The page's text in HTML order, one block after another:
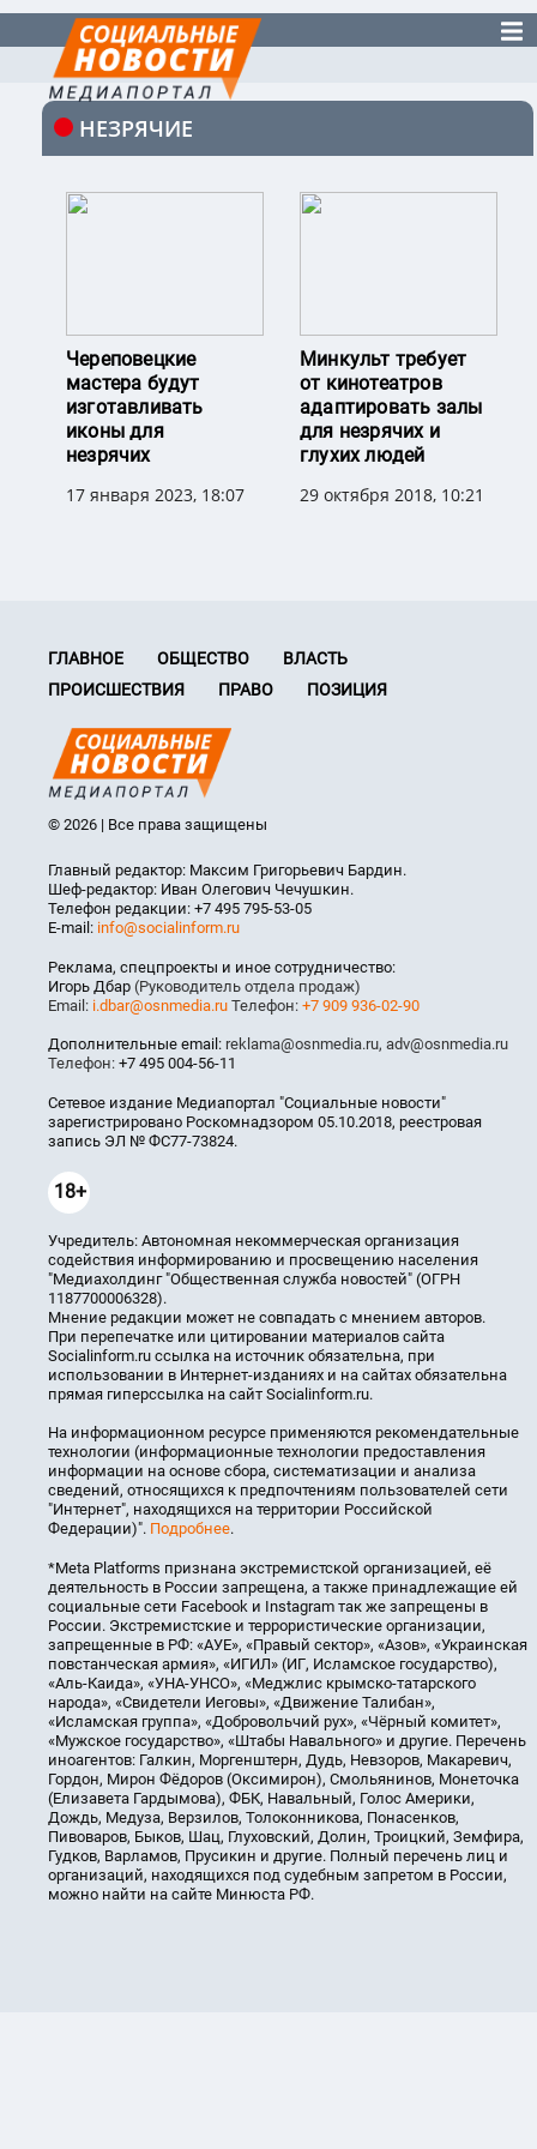
НЕЗРЯЧИЕ
Череповецкие
мастера будут
изготавливать
иконы для
незрячих
17 января 2023, 18:07
Минкульт требует
от кинотеатров
адаптировать залы
для незрячих и
глухих людей
29 октября 2018, 10:21
ГЛАВНОЕ ОБЩЕСТВО
ВЛАСТЬ
ПРОИСШЕСТВИЯ
ПРАВО ПОЗИЦИЯ
© 2026 | Все права защищены
Главный редактор: Максим Григорьевич Бардин.
Шеф-редактор: Иван Олегович Чечушкин.
Телефон редакции: +7 495 795-53-05
E-mail: info@socialinform.ru
Реклама, спецпроекты и иное сотрудничество:
Игорь Дбар (Руководитель отдела продаж)
Email: i.dbar@osnmedia.ru Телефон: +7 909 936-02-90
Дополнительные email: reklama@osnmedia.ru, adv@osnmedia.ru
Телефон: +7 495 004-56-11
Сетевое издание Медиапортал "Социальные новости"
зарегистрировано Роскомнадзором 05.10.2018, реестровая
запись ЭЛ № ФС77-73824.
18+
Учредитель: Автономная некоммерческая организация
содействия информированию и просвещению населения
"Медиахолдинг "Общественная служба новостей" (ОГРН
1187700006328).
Мнение редакции может не совпадать с мнением авторов.
При перепечатке или цитировании материалов сайта
Socialinform.ru ссылка на источник обязательна, при
использовании в Интернет-изданиях и на сайтах обязательна
прямая гиперссылка на сайт Socialinform.ru.
На информационном ресурсе применяются рекомендательные
технологии (информационные технологии предоставления
информации на основе сбора, систематизации и анализа
сведений, относящихся к предпочтениям пользователей сети
"Интернет", находящихся на территории Российской
Федерации)". Подробнее.
*Meta Platforms признана экстремистской организацией, её
деятельность в России запрещена, а также принадлежащие ей
социальные сети Facebook и Instagram так же запрещены в
России. Экстремистские и террористические организации,
запрещенные в РФ: «АУЕ», «Правый сектор», «Азов», «Украинская
повстанческая армия», «ИГИЛ» (ИГ, Исламское государство),
«Аль-Каида», «УНА-УНСО», «Меджлис крымско-татарского
народа», «Свидетели Иеговы», «Движение Талибан»,
«Исламская группа», «Добровольчий рух», «Чёрный комитет»,
«Мужское государство», «Штабы Навального» и другие. Перечень
иноагентов: Галкин, Моргенштерн, Дудь, Невзоров, Макаревич,
Гордон, Мирон Фёдоров (Оксимирон), Смольянинов, Монеточка
(Елизавета Гардымова), ФБК, Навальный, Голос Америки,
Дождь, Медуза, Верзилов, Толоконникова, Понасенков,
Пивоваров, Быков, Шац, Глуховский, Долин, Троицкий, Земфира,
Гудков, Варламов, Прусикин и другие. Полный перечень лиц и
организаций, находящихся под судебным запретом в России,
можно найти на сайте Минюста РФ.